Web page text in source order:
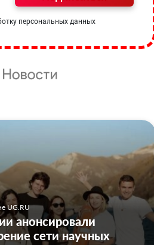
персональных данных
UG.RU
анонсировали
сети научных